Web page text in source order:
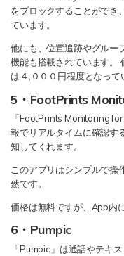
をブロックすることができ
ています。
他にも、位置追跡やグルー
機能も搭載されています。
は４,０００円程度となって
5・FootPrints
「FootPrints Monitoring
報でリアルタイムに確認す
知してくれます。
このアプリはシンプルで操
然です。
価格は無料ですが、App内
6・Pumpic
「Pumpic」は通話やテキ